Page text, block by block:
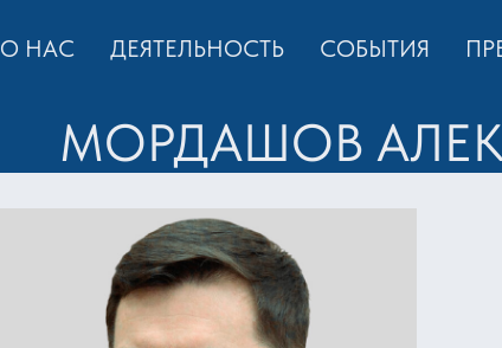
О НАС ДЕЯТЕЛЬНОСТЬ СОБЫТИЯ
МОРДАШОВ